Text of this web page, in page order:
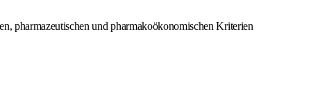
pharmazeutischen und pharmakoökonomischen Kriterien